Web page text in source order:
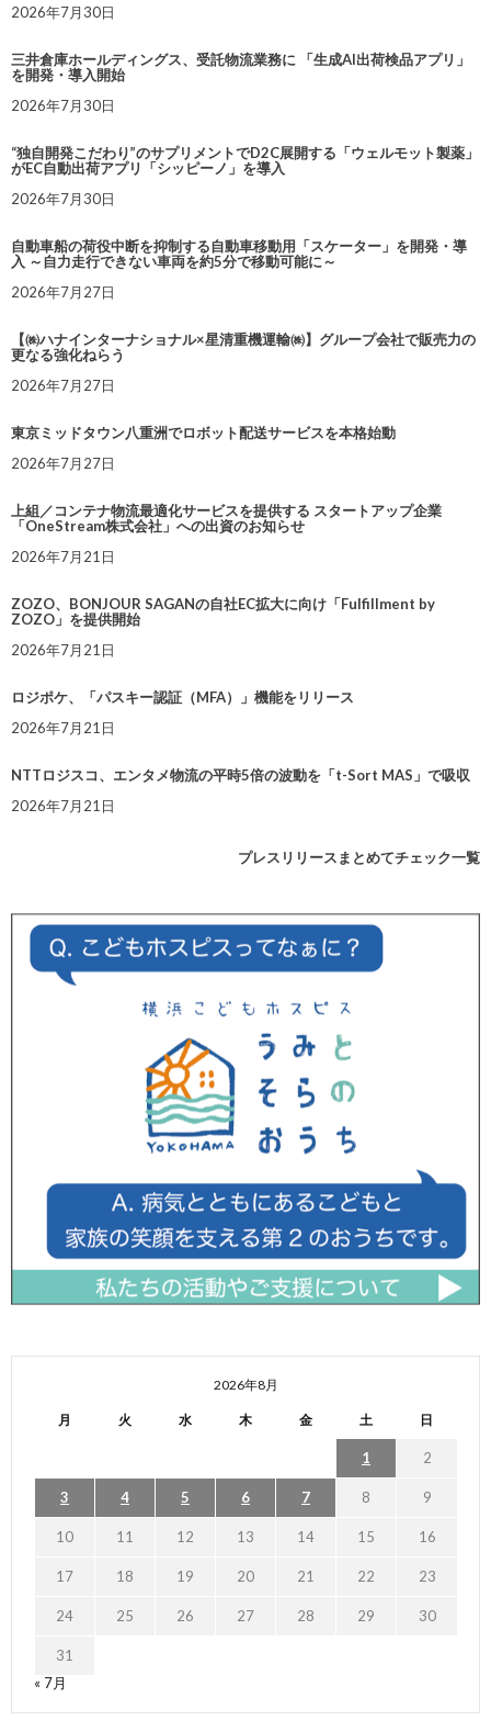
2026年7月30日
三井倉庫ホールディングス、受託物流業務に 「生成AI出荷検品アプリ」
を開発・導入開始
2026年7月30日
“独自開発こだわり”のサプリメントでD2C展開する「ウェルモット製薬」
がEC自動出荷アプリ「シッピーノ」を導入
2026年7月30日
自動車船の荷役中断を抑制する自動車移動用「スケーター」を開発・導
入 ～自力走行できない車両を約5分で移動可能に～
2026年7月27日
【㈱ハナインターナショナル×星清重機運輸㈱】グループ会社で販売力の
更なる強化ねらう
2026年7月27日
東京ミッドタウン八重洲でロボット配送サービスを本格始動
2026年7月27日
上組／コンテナ物流最適化サービスを提供する スタートアップ企業
「OneStream株式会社」への出資のお知らせ
2026年7月21日
ZOZO、BONJOUR SAGANの自社EC拡大に向け「Fulfillment by
ZOZO」を提供開始
2026年7月21日
ロジポケ、「パスキー認証（MFA）」機能をリリース
2026年7月21日
NTTロジスコ、エンタメ物流の平時5倍の波動を「t-Sort MAS」で吸収
2026年7月21日
プレスリリースまとめてチェック一覧
2026年8月
月 火 水 木 金 土 日
1 2
3 4 5 6 7 8 9
10 11 12 13 14 15 16
17 18 19 20 21 22 23
24 25 26 27 28 29 30
31
« 7月